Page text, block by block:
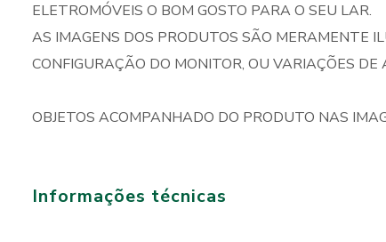
ELETROMÓVEIS O BOM GOSTO PARA O SEU LAR.
AS IMAGENS DOS PRODUTOS SÃO MERAMENTE
CONFIGURAÇÃO DO MONITOR, OU VARIAÇÕES
OBJETOS ACOMPANHADO DO PRODUTO NAS
Informações técnicas